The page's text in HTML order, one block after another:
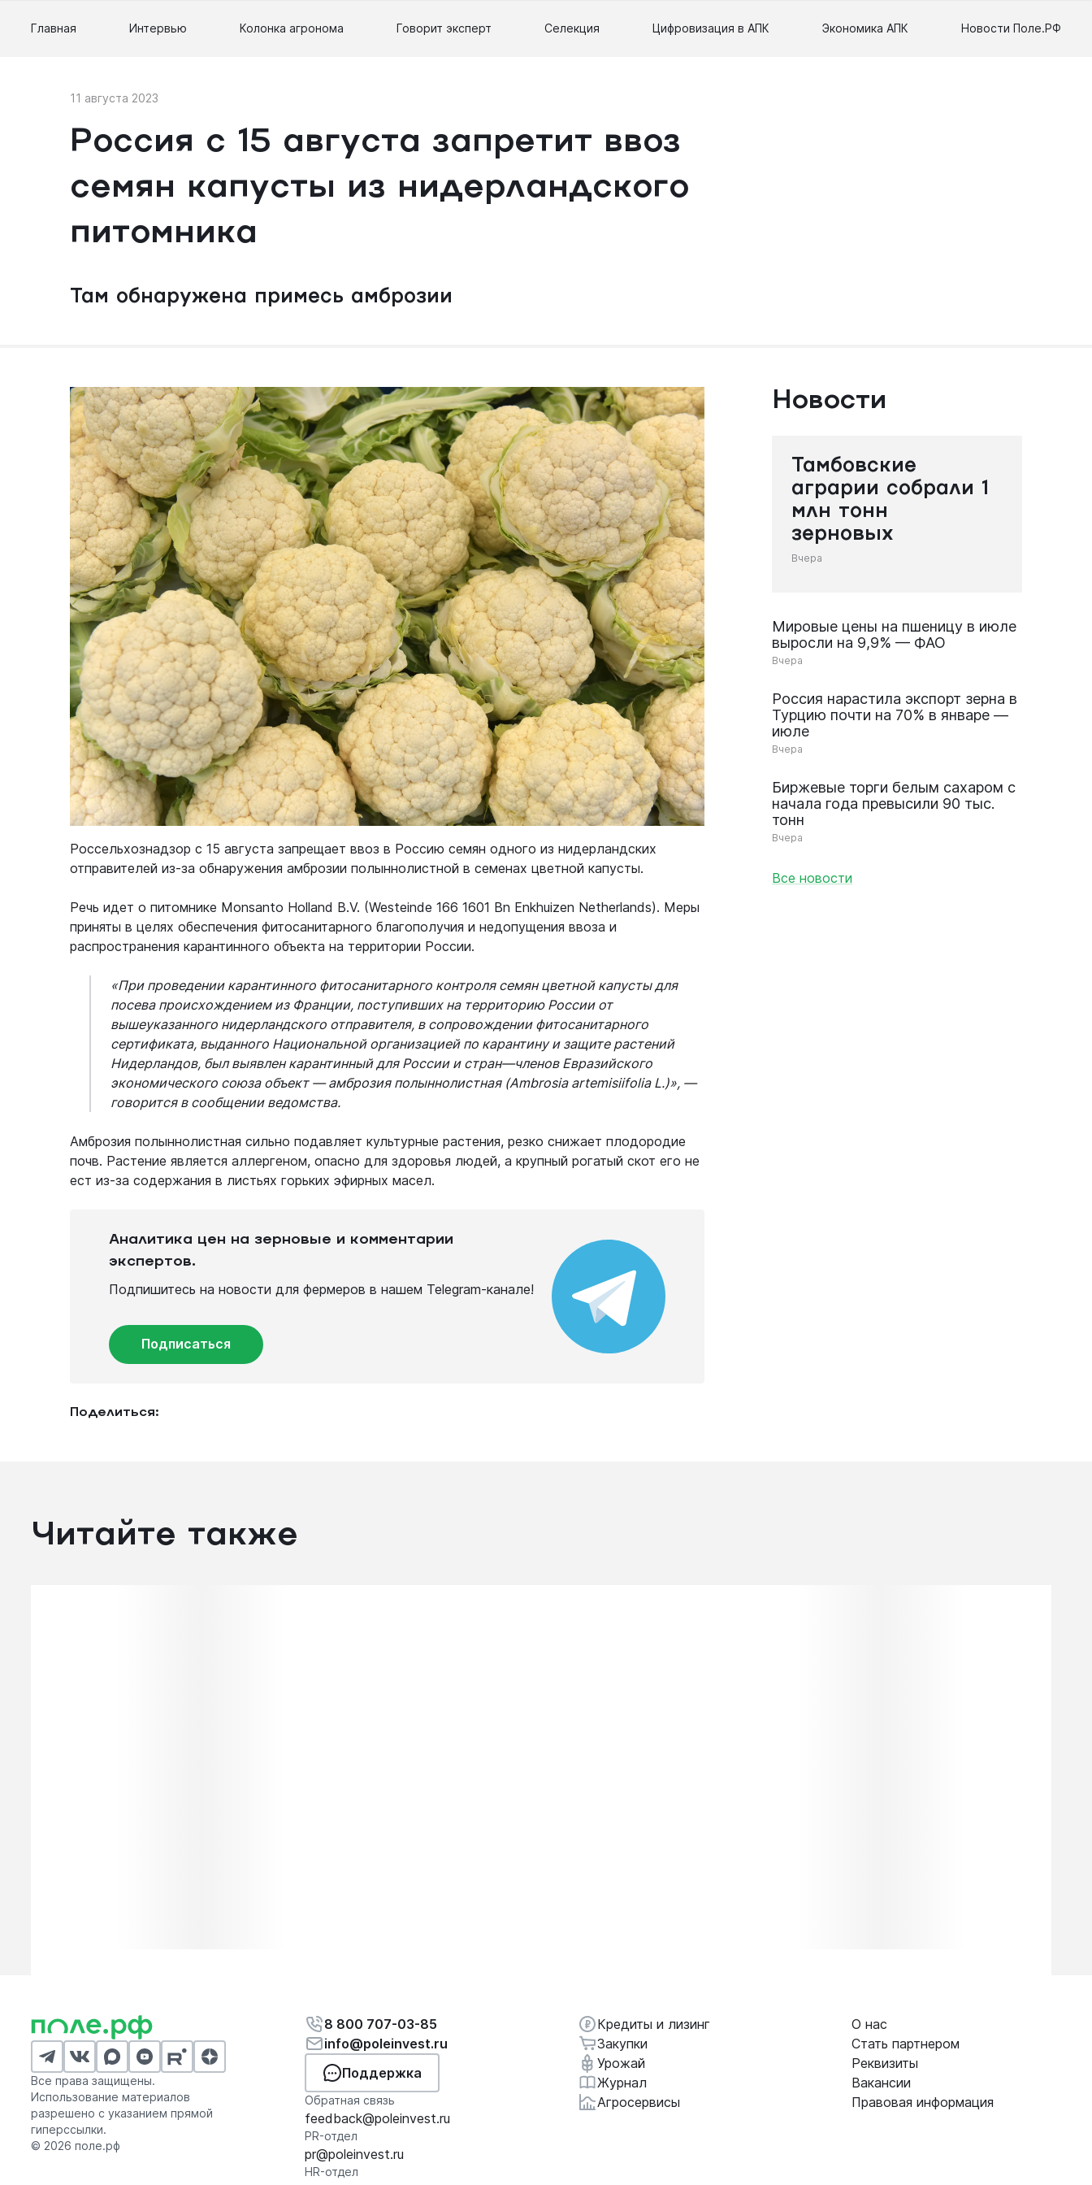
Главная Интервью Колонка агронома Говорит эксперт Селекция Цифровизация в АПК Экономика АПК Новости Поле.РФ
11 августа 2023
Россия с 15 августа запретит ввоз
семян капусты из нидерландского
питомника
Там обнаружена примесь амброзии
Россельхознадзор с 15 августа запрещает ввоз в Россию семян одного из нидерландских
отправителей из-за обнаружения амброзии полыннолистной в семенах цветной капусты.
Речь идет о питомнике Monsanto Holland B.V. (Westeinde 166 1601 Bn Enkhuizen Netherlands). Меры
приняты в целях обеспечения фитосанитарного благополучия и недопущения ввоза и
распространения карантинного объекта на территории России.
«При проведении карантинного фитосанитарного контроля семян цветной капусты для
посева происхождением из Франции, поступивших на территорию России от
вышеуказанного нидерландского отправителя, в сопровождении фитосанитарного
сертификата, выданного Национальной организацией по карантину и защите растений
Нидерландов, был выявлен карантинный для России и стран—членов Евразийского
экономического союза объект — амброзия полыннолистная (Ambrosia artemisiifolia L.)», —
говорится в сообщении ведомства.
Амброзия полыннолистная сильно подавляет культурные растения, резко снижает плодородие
почв. Растение является аллергеном, опасно для здоровья людей, а крупный рогатый скот его не
ест из-за содержания в листьях горьких эфирных масел.
Аналитика цен на зерновые и комментарии
экспертов.
Подпишитесь на новости для фермеров в нашем Telegram-канале!
Подписаться
Поделиться:
Новости
Тамбовские
аграрии собрали 1
млн тонн
зерновых
Вчера
Мировые цены на пшеницу в июле
выросли на 9,9% — ФАО
Вчера
Россия нарастила экспорт зерна в
Турцию почти на 70% в январе —
июле
Вчера
Биржевые торги белым сахаром с
начала года превысили 90 тыс.
тонн
Вчера
Все новости
Читайте также
Кредиты и лизинг
Закупки
Урожай
Журнал
Агросервисы
8 800 707-03-85
info@poleinvest.ru
Поддержка
Обратная связь
feedback@poleinvest.ru
PR-отдел
pr@poleinvest.ru
HR-отдел
О нас
Стать партнером
Реквизиты
Вакансии
Правовая информация
Все права защищены.
Использование материалов
разрешено с указанием прямой
гиперссылки.
© 2026 поле.рф